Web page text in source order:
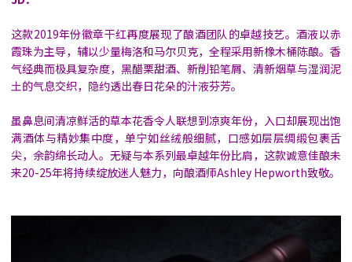
这款2019年份徽章干红再度展现了酿酒团队的卓越技艺。酒液以赤
霞珠为主导，辅以少量梅洛和马尔贝克，全程采用新橡木桶陈酿。香
气经典而极具复杂度，黑醋栗甜酒、新削铅笔屑、清新烟草与湿润泥
土的气息交织，隐约透出春日花朵的汁液芬芳。
虽鼻息间清凉鲜活的草本花香令人联想到凉爽年份，入口却展现出饱
满酒体与精妙集中度，单宁如丝绒般细腻，口感如层层绸缎包裹舌
尖，余韵绵长动人。无疑与本系列最卓越年份比肩，这款诚意佳酿未
来20-25年将持续绽放迷人魅力，向酿酒师Ashley Hepworth致敬。